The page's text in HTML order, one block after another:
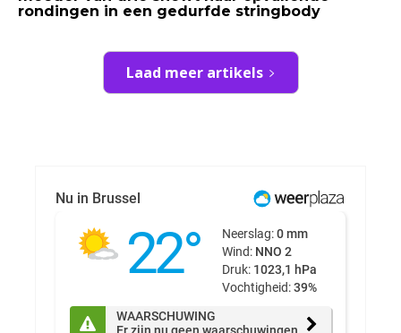
rondingen in een gedurfde stringbody
Laad meer artikels